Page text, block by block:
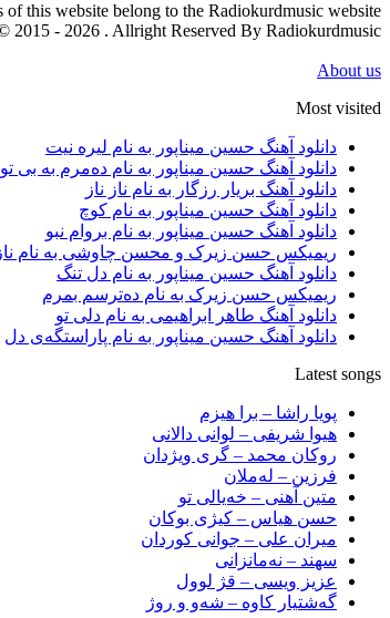
this website belong to the Radiokurdmusic website
2015 - 2026 . Allright Reserved By Radiokurdmusic
About us
Most visited
دانلود آهنگ حسین میناپور به نام لیره نیت
دانلود آهنگ حسین میناپور به نام دەمرم بە بی تو
دانلود آهنگ بریار رزگار به نام ناز ناز
دانلود آهنگ حسین میناپور به نام کوچ
دانلود آهنگ حسین میناپور به نام بروام نبو
ریمیکس حسن زیرک و محسن چاوشی به نام
دانلود آهنگ حسین میناپور به نام دل تنگ
ریمیکس حسن زیرک به نام دەترسم بمرم
دانلود آهنگ طاهر ابراهیمی به نام دلی تو
دانلود آهنگ حسین میناپور به نام پاراستگەی دل
Latest songs
پویا راشا – برا هیزم
هیوا شریفی – لوانی دالانی
روکان محمد – گری ویژدان
فرزین – لەملان
متین آهنی – خەیالی تو
حسن هیاس – کیژی بوکان
میران علی – جوانی کوردان
سهند – نەمانزانی
عزیز ویسی – قژ لوول
گەشتیار کاوە – شەو و روژ